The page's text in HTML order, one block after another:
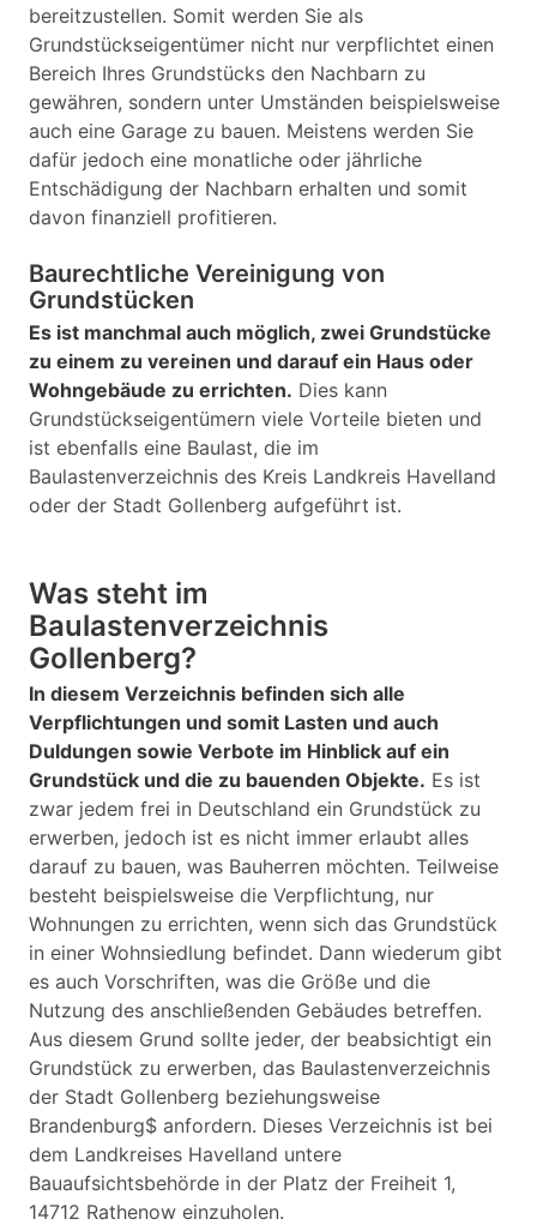
bereitzustellen. Somit werden Sie als
Grundstückseigentümer nicht nur verpflichtet einen
Bereich Ihres Grundstücks den Nachbarn zu
gewähren, sondern unter Umständen beispielsweise
auch eine Garage zu bauen. Meistens werden Sie
dafür jedoch eine monatliche oder jährliche
Entschädigung der Nachbarn erhalten und somit
davon finanziell profitieren.
Baurechtliche Vereinigung von
Grundstücken
Es ist manchmal auch möglich, zwei Grundstücke
zu einem zu vereinen und darauf ein Haus oder
Wohngebäude zu errichten. Dies kann
Grundstückseigentümern viele Vorteile bieten und
ist ebenfalls eine Baulast, die im
Baulastenverzeichnis des Kreis Landkreis Havelland
oder der Stadt Gollenberg aufgeführt ist.
Was steht im
Baulastenverzeichnis
Gollenberg?
In diesem Verzeichnis befinden sich alle
Verpflichtungen und somit Lasten und auch
Duldungen sowie Verbote im Hinblick auf ein
Grundstück und die zu bauenden Objekte. Es ist
zwar jedem frei in Deutschland ein Grundstück zu
erwerben, jedoch ist es nicht immer erlaubt alles
darauf zu bauen, was Bauherren möchten. Teilweise
besteht beispielsweise die Verpflichtung, nur
Wohnungen zu errichten, wenn sich das Grundstück
in einer Wohnsiedlung befindet. Dann wiederum gibt
es auch Vorschriften, was die Größe und die
Nutzung des anschließenden Gebäudes betreffen.
Aus diesem Grund sollte jeder, der beabsichtigt ein
Grundstück zu erwerben, das Baulastenverzeichnis
der Stadt Gollenberg beziehungsweise
Brandenburg$ anfordern. Dieses Verzeichnis ist bei
dem Landkreises Havelland untere
Bauaufsichtsbehörde in der Platz der Freiheit 1,
14712 Rathenow einzuholen.